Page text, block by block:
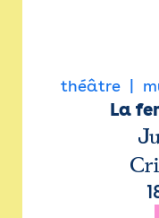
théâtre
La